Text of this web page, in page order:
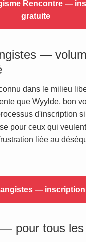
Rencontre —
gratuite
—
dans le milieu
que Wyylde, bon
d'inscription
pour ceux qui
liée au
—
pour tous les